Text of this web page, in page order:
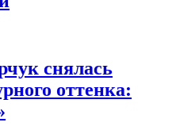
снялась
оттенка: